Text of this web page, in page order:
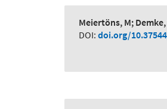
Meiertöns, M;
DOI: doi.org/